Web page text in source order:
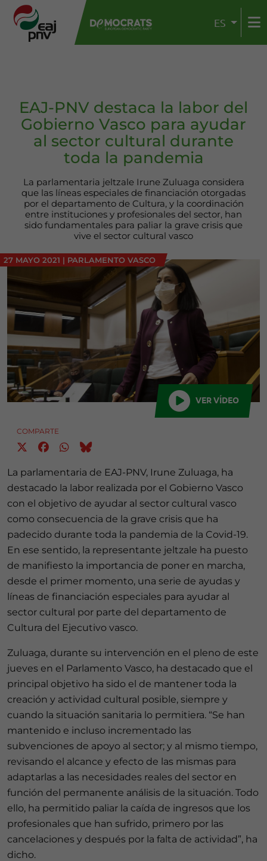
ES
EAJ-PNV destaca la labor del
Gobierno Vasco para ayudar
al sector cultural durante
toda la pandemia
La parlamentaria jeltzale Irune Zuluaga considera
que las líneas especiales de financiación otorgadas
por el departamento de Cultura, y la coordinación
entre instituciones y profesionales del sector, han
sido fundamentales para paliar la grave crisis que
vive el sector cultural vasco
27 MAYO 2021 | PARLAMENTO VASCO
VER VÍDEO
COMPARTE
La parlamentaria de EAJ-PNV, Irune Zuluaga, ha
destacado la labor realizada por el Gobierno Vasco
con el objetivo de ayudar al sector cultural vasco
como consecuencia de la grave crisis que ha
padecido durante toda la pandemia de la Covid-19.
En ese sentido, la representante jeltzale ha puesto
de manifiesto la importancia de poner en marcha,
desde el primer momento, una serie de ayudas y
líneas de financiación especiales para ayudar al
sector cultural por parte del departamento de
Cultura del Ejecutivo vasco.
Zuluaga, durante su intervención en el pleno de este
jueves en el Parlamento Vasco, ha destacado que el
principal objetivo ha sido el de mantener toda la
creación y actividad cultural posible, siempre y
cuando la situación sanitaria lo permitiera. “Se han
mantenido e incluso incrementado las
subvenciones de apoyo al sector; y al mismo tiempo,
revisando el alcance y efecto de las mismas para
adaptarlas a las necesidades reales del sector en
función del permanente análisis de la situación. Todo
ello, ha permitido paliar la caída de ingresos que los
profesionales que han sufrido, primero por las
cancelaciones y después por la falta de actividad”, ha
dicho.